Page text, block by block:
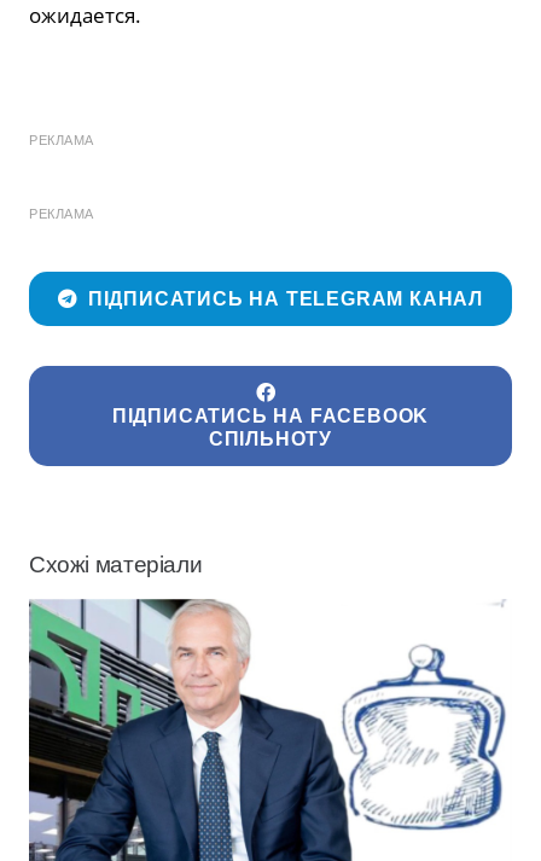
ожидается.
РЕКЛАМА
РЕКЛАМА
ПІДПИСАТИСЬ НА TELEGRAM КАНАЛ
ПІДПИСАТИСЬ НА FACEBOOK
СПІЛЬНОТУ
Схожі матеріали